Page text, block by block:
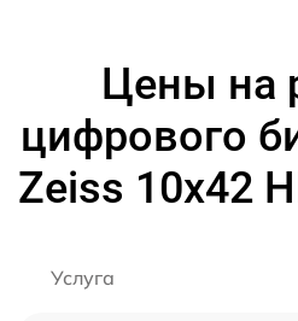
Цены на
цифрового
Zeiss 10x42
Услуга